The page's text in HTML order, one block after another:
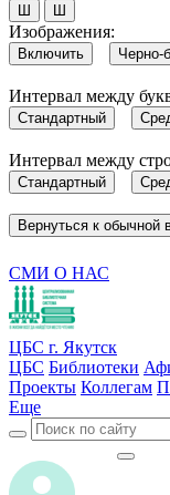
Ш Ш
Изображения:
Включить Черно-
Интервал между
Стандартный
Интервал между
Стандартный
Вернуться к обычной
СМИ О НАС
ЦБС г. Якутск
ЦБС Библиотеки
Проекты Коллегам
Еще